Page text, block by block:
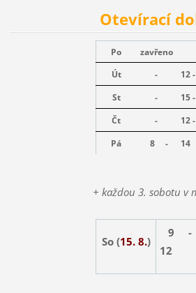
Otevírací
Po
zavřeno
Út
-
12
St
-
15
Čt
-
12
Pá
8 - 14
+ každou 3. sobotu v
So (15. 8.)
9 -
12